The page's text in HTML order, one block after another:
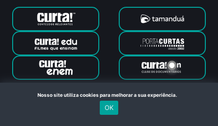
Canal Curta © 2024. Todos os direitos reservados. Feito com
no Rio de Janeiro
Nosso site utiliza cookies para melhorar a sua experiência.
OK